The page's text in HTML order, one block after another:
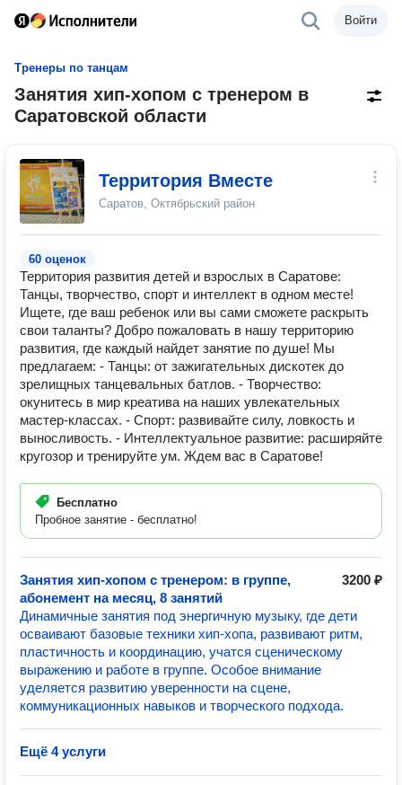
Войти
Тренеры по танцам
Занятия хип-хопом с тренером в
Саратовской области
Территория Вместе
Саратов, Октябрьский район
60 оценок
Территория развития детей и взрослых в Саратове:
Танцы, творчество, спорт и интеллект в одном месте!
Ищете, где ваш ребенок или вы сами сможете раскрыть
свои таланты? Добро пожаловать в нашу территорию
развития, где каждый найдет занятие по душе! Мы
предлагаем: - Танцы: от зажигательных дискотек до
зрелищных танцевальных батлов. - Творчество:
окунитесь в мир креатива на наших увлекательных
мастер-классах. - Спорт: развивайте силу, ловкость и
выносливость. - Интеллектуальное развитие: расширяйте
кругозор и тренируйте ум. Ждем вас в Саратове!
Бесплатно
Пробное занятие - бесплатно!
Занятия хип-хопом с тренером: в группе,
абонемент на месяц, 8 занятий
3200 ₽
Динамичные занятия под энергичную музыку, где дети
осваивают базовые техники хип-хопа, развивают ритм,
пластичность и координацию, учатся сценическому
выражению и работе в группе. Особое внимание
уделяется развитию уверенности на сцене,
коммуникационных навыков и творческого подхода.
Ещё 4 услуги